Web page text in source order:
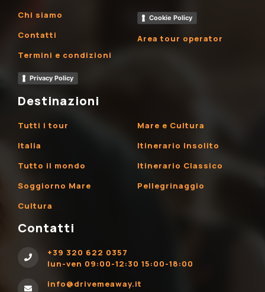
Chi siamo
Contatti
Termini e condizioni
Privacy Policy
Cookie Policy
Area tour operator
Destinazioni
Tutti i tour
Italia
Tutto il mondo
Soggiorno Mare
Cultura
Mare e Cultura
Itinerario Insolito
Itinerario Classico
Pellegrinaggio
Contatti
+39 320 622 0357
lun-ven 09:00-12:30 15:00-18:00
info@drivemeaway.it